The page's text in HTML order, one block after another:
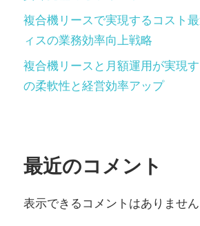
複合機リースで実現するコスト
ィスの業務効率向上戦略
複合機リースと月額運用が実現
の柔軟性と経営効率アップ
最近のコメント
表示できるコメントはありません